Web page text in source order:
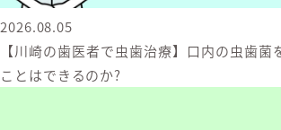
2026.08.05
【川崎の歯医者で虫歯治療】口内の虫歯菌
ことはできるのか?